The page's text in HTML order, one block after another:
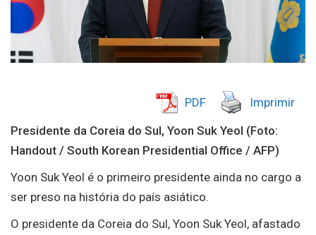
PDF Imprimir
Presidente da Coreia do Sul, Yoon Suk Yeol (Foto:
Handout / South Korean Presidential Office / AFP)
Yoon Suk Yeol é o primeiro presidente ainda no cargo a
ser preso na história do país asiático.
O presidente da Coreia do Sul, Yoon Suk Yeol, afastado